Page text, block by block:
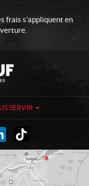
frais s'appliquent en
SERVIR